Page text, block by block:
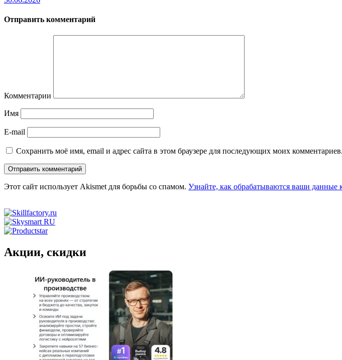
Отправить комментарий
Комментарии
Имя
E-mail
Сохранить моё имя, email и адрес сайта в этом браузере для последующих моих комментариев.
Этот сайт использует Akismet для борьбы со спамом. Узнайте, как обрабатываются ваши данные
Акции, скидки